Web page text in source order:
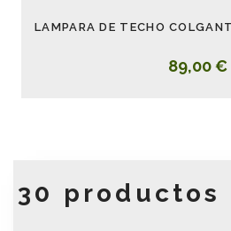
89,00 €
30 productos